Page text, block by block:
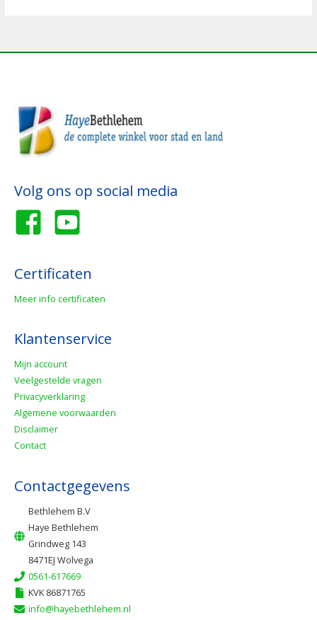
Volg ons op social media
Certificaten
Meer info certificaten
Klantenservice
Mijn account
Veelgestelde vragen
Privacyverklaring
Algemene voorwaarden
Disclaimer
Contact
Contactgegevens
Bethlehem B.V
Haye Bethlehem
Grindweg 143
8471EJ Wolvega
0561-617669
KVK 86871765
info@hayebethlehem.nl